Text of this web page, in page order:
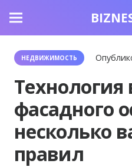
НЕДВИЖИМОСТЬ
фасадного
несколько
правил